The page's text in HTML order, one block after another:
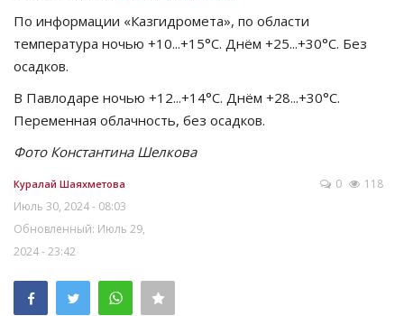
Курултай
Язык
Қазақша Русский
По информации «Казгидромета», по области
температура ночью +10...+15°C. Днём +25...+30°C. Без
осадков.
В Павлодаре ночью +12...+14°C. Днём +28...+30°C.
Переменная облачность, без осадков.
Фото Константина Шелкова
Куралай Шаяхметова
Июль 30, 2024 - 08:03
Обновленный: Июль 29,
2024 - 23:42
0 118